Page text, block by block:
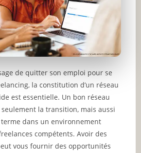
de quitter son emploi pour se
la constitution d’un réseau
est essentielle. Un bon réseau
la transition, mais aussi
dans un environnement
compétents. Avoir des
vous fournir des opportunités